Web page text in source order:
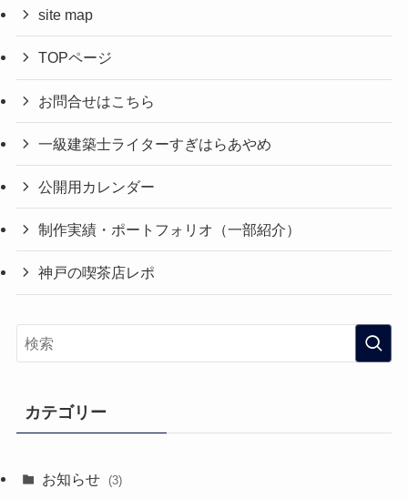
site map
TOPページ
お問合せはこちら
一級建築士ライターすぎはらあやめ
公開用カレンダー
制作実績・ポートフォリオ（一部紹介）
神戸の喫茶店レポ
カテゴリー
お知らせ (3)